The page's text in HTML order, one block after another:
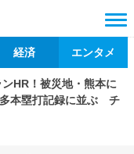
経済 エンタメ
HR！被災地・熊本に
本塁打記録に並ぶ チ